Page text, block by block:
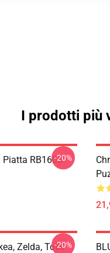
I prodotti più
Piatta RB1608-20%
Zelda, TotK-20%